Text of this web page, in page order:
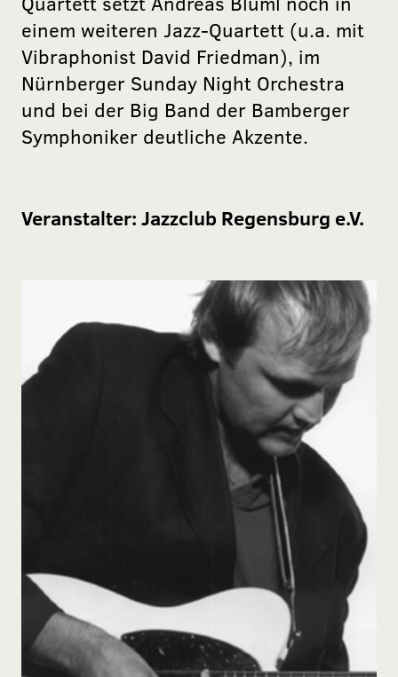
einem weiteren Jazz-Quartett (u.a. mit
Vibraphonist David Friedman), im
Nürnberger Sunday Night Orchestra
und bei der Big Band der Bamberger
Symphoniker deutliche Akzente.
Veranstalter: Jazzclub Regensburg e.V.